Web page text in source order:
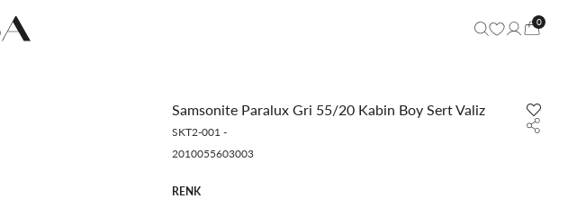
0
Samsonite Paralux Gri 55/20 Kabin Boy Sert Valiz
SKT2-001 -
2010055603003
RENK